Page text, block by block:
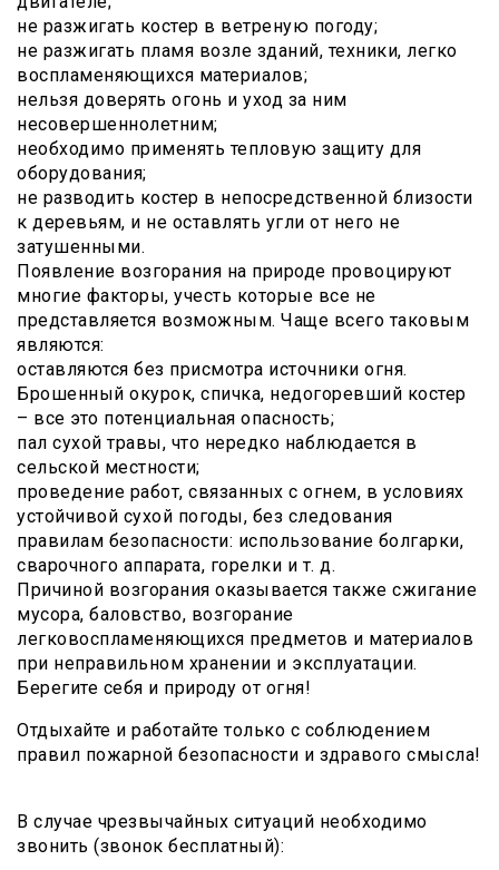
не разжигать костер в ветреную погоду;
не разжигать пламя возле зданий, техники, легко
воспламеняющихся материалов;
нельзя доверять огонь и уход за ним
несовершеннолетним;
необходимо применять тепловую защиту для
оборудования;
не разводить костер в непосредственной близости
к деревьям, и не оставлять угли от него не
затушенными.
Появление возгорания на природе провоцируют
многие факторы, учесть которые все не
представляется возможным. Чаще всего таковым
являются:
оставляются без присмотра источники огня.
Брошенный окурок, спичка, недогоревший костер
– все это потенциальная опасность;
пал сухой травы, что нередко наблюдается в
сельской местности;
проведение работ, связанных с огнем, в условиях
устойчивой сухой погоды, без следования
правилам безопасности: использование болгарки,
сварочного аппарата, горелки и т. д.
Причиной возгорания оказывается также сжигание
мусора, баловство, возгорание
легковоспламеняющихся предметов и материалов
при неправильном хранении и эксплуатации.
Берегите себя и природу от огня!
Отдыхайте и работайте только с соблюдением
правил пожарной безопасности и здравого смысла!
В случае чрезвычайных ситуаций необходимо
звонить (звонок бесплатный):